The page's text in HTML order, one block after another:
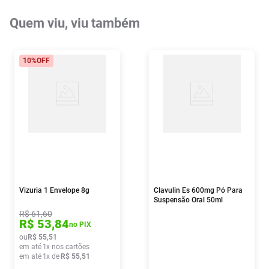
Quem viu, viu também
10%OFF
Vizuria 1 Envelope 8g
R$61,60
R$ 53,84no PIX
ou R$ 55,51
em até 1x nos cartões
em até 1x de R$ 55,51
Clavulin Es 600mg Pó Para
Suspensão Oral 50ml